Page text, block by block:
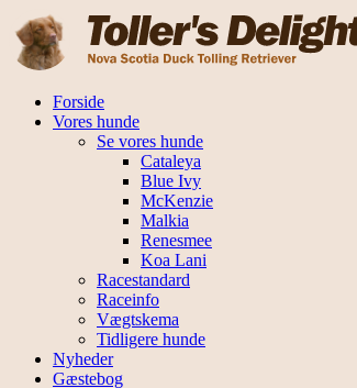
Forside
Vores hunde
Se vores hunde
Cataleya
Blue Ivy
McKenzie
Malkia
Renesmee
Koa Lani
Racestandard
Raceinfo
Vægtskema
Tidligere hunde
Nyheder
Gæstebog